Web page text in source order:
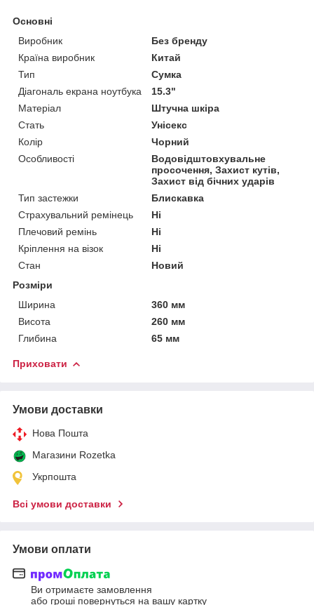
Основні
Виробник
Без бренду
Країна виробник
Китай
Тип
Сумка
Діагональ екрана ноутбука
15.3"
Матеріал
Штучна шкіра
Стать
Унісекс
Колір
Чорний
Особливості
Водовідштовхувальне
просочення, Захист кутів,
Захист від бічних ударів
Тип застежки
Блискавка
Страхувальний ремінець
Ні
Плечовий ремінь
Ні
Кріплення на візок
Ні
Стан
Новий
Розміри
Ширина
360 мм
Висота
260 мм
Глибина
65 мм
Приховати
Умови доставки
Нова Пошта
Магазини Rozetka
Укрпошта
Всі умови доставки
Умови оплати
Ви отримаєте замовлення
або гроші повернуться на вашу картку